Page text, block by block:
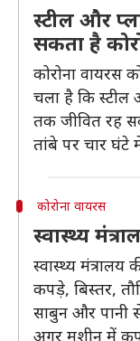
स्टील और
सकता है
कोरोना वायरस
चला है कि स्टील
तक जीवित रह
तांबे पर चार घंटे
कोरोना वायरस
स्वास्थ्य
स्वास्थ्य
कपड़े, बिस्तर,
साबुन और पानी
अगर मशीन में